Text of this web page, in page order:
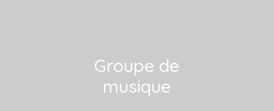
Groupe de
musique